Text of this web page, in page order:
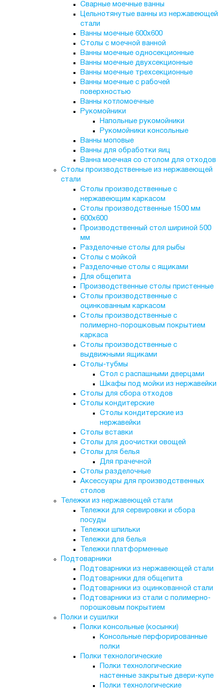
Сварные моечные ванны
Цельнотянутые ванны из нержавеющей
стали
Ванны моечные 600х600
Столы с моечной ванной
Ванны моечные односекционные
Ванны моечные двухсекционные
Ванны моечные трехсекционные
Ванны моечные с рабочей
поверхностью
Ванны котломоечные
Рукомойники
Напольные рукомойники
Рукомойники консольные
Ванны моповые
Ванны для обработки яиц
Ванна моечная со столом для отходов
Столы производственные из нержавеющей
стали
Столы производственные с
нержавеющим каркасом
Столы производственные 1500 мм
600х600
Производственный стол шириной 500
мм
Разделочные столы для рыбы
Столы с мойкой
Разделочные столы с ящиками
Для общепита
Производственные столы пристенные
Столы производственные с
оцинкованным каркасом
Столы производственные с
полимерно-порошковым покрытием
каркаса
Столы производственные с
выдвижными ящиками
Столы-тубмы
Стол с распашными дверцами
Шкафы под мойки из нержавейки
Столы для сбора отходов
Столы кондитерские
Столы кондитерские из
нержавейки
Столы вставки
Столы для доочистки овощей
Столы для белья
Для прачечной
Столы разделочные
Аксессуары для производственных
столов
Тележки из нержавеющей стали
Тележки для сервировки и сбора
посуды
Тележки шпильки
Тележки для белья
Тележки платформенные
Подтоварники
Подтоварники из нержавеющей стали
Подтоварники для общепита
Подтоварники из оцинкованной стали
Подтоварники из стали с полимерно-
порошковым покрытием
Полки и сушилки
Полки консольные (косынки)
Консольные перфорированные
полки
Полки технологические
Полки технологические
настенные закрытые двери-купе
Полки технологические